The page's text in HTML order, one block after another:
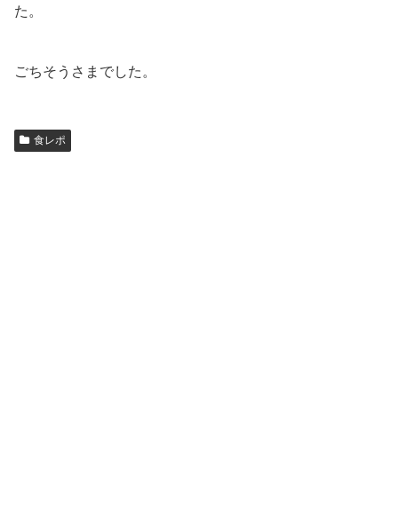
た。
ごちそうさまでした。
食レポ